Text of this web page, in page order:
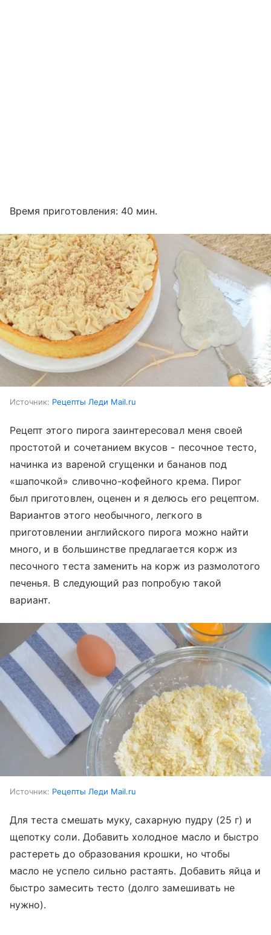
Время приготовления: 40 мин.
Источник: Рецепты Леди Mail.ru
Рецепт этого пирога заинтересовал меня своей
простотой и сочетанием вкусов - песочное тесто,
начинка из вареной сгущенки и бананов под
«шапочкой» сливочно-кофейного крема. Пирог
был приготовлен, оценен и я делюсь его рецептом.
Вариантов этого необычного, легкого в
приготовлении английского пирога можно найти
много, и в большинстве предлагается корж из
песочного теста заменить на корж из размолотого
печенья. В следующий раз попробую такой
вариант.
Источник: Рецепты Леди Mail.ru
Для теста смешать муку, сахарную пудру (25 г) и
щепотку соли. Добавить холодное масло и быстро
растереть до образования крошки, но чтобы
масло не успело сильно растаять. Добавить яйца и
быстро замесить тесто (долго замешивать не
нужно).